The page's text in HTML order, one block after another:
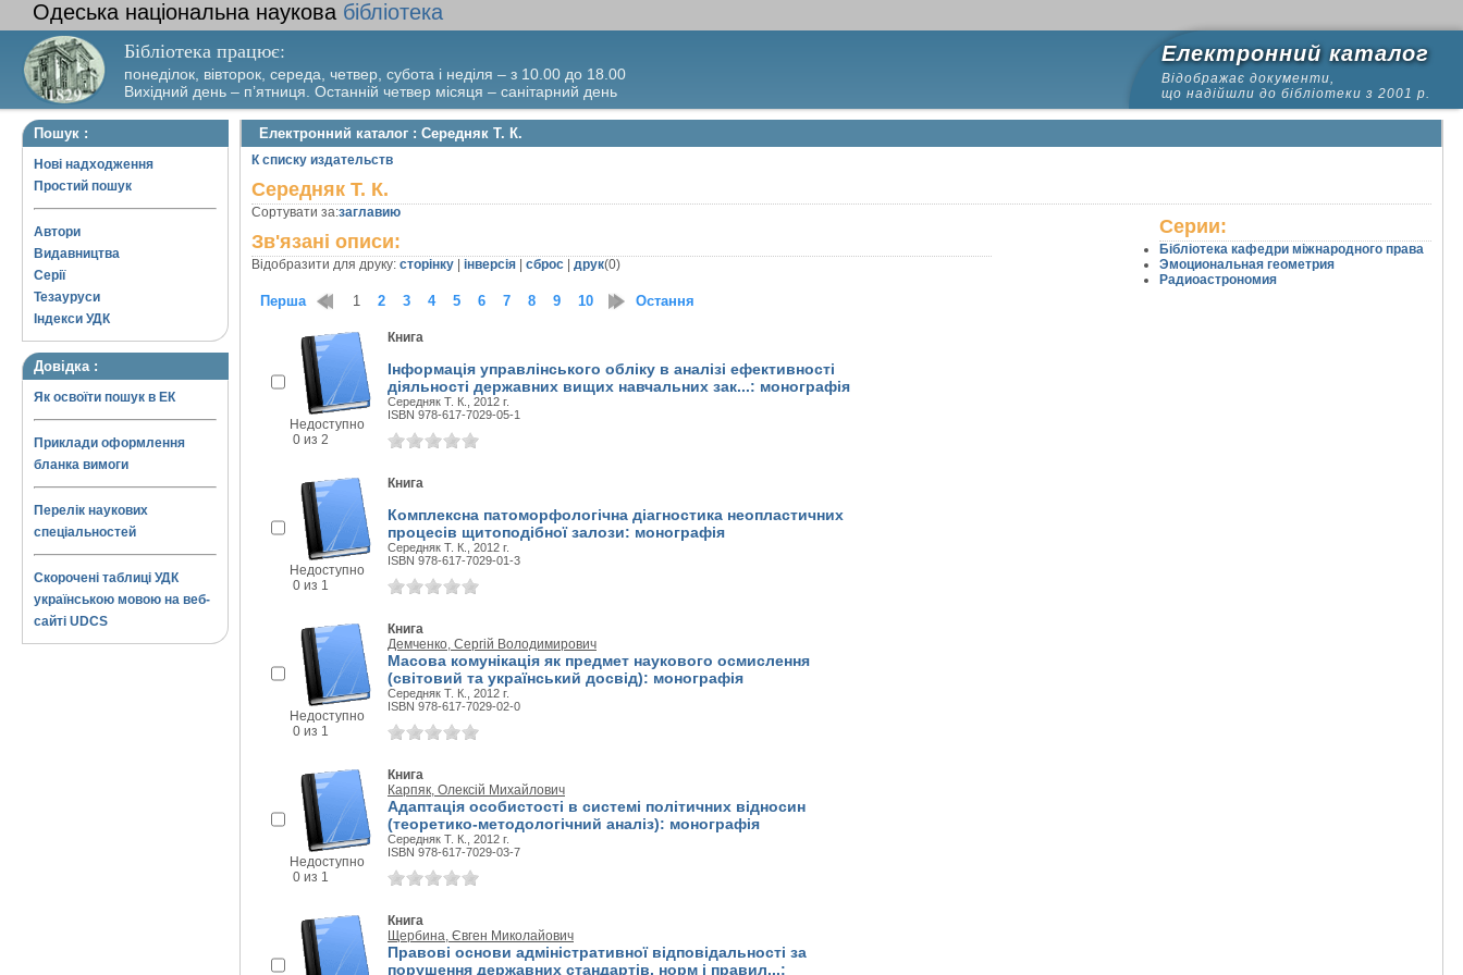
Одеська національна наукова бібліотека
Бібліотека працює:
понеділок, вівторок, середа, четвер, субота і неділя – з 10.00 до 18.00
Вихідний день – п’ятниця. Останній четвер місяця – санітарний день
Електронний каталог
Відображає документи,
що надійшли до бібліотеки з 2001 р.
Пошук :
Нові надходження
Простий пошук
Автори
Видавництва
Серії
Тезауруси
Індекси УДК
Довідка :
Як освоїти пошук в ЕК
Приклади оформлення
бланка вимоги
Перелік наукових
спеціальностей
Скорочені таблиці УДК
українською мовою на веб-
сайті UDCS
Електронний каталог : Середняк Т. К.
К списку издательств
Середняк Т. К.
Сортувати за:заглавию
Зв'язані описи:
Відобразити для друку: сторінку інверсія сброс друк(0)
Перша 1 2 3 4 5 6 7 8 9 10 11 12 13
Остання
Недоступно
0 из 2
Книга
Інформація управлінського обліку в аналізі ефективності
діяльності державних вищих навчальних зак...: монографія
Середняк Т. К., 2012 г.
ISBN 978-617-7029-05-1
Недоступно
0 из 1
Книга
Комплексна патоморфологічна діагностика неопластичних
процесів щитоподібної залози: монографія
Середняк Т. К., 2012 г.
ISBN 978-617-7029-01-3
Недоступно
0 из 1
Книга
Демченко, Сергій Володимирович
Масова комунікація як предмет наукового осмислення
(світовий та український досвід): монографія
Середняк Т. К., 2012 г.
ISBN 978-617-7029-02-0
Недоступно
0 из 1
Книга
Карпяк, Олексій Михайлович
Адаптація особистості в системі політичних відносин
(теоретико-методологічний аналіз): монографія
Середняк Т. К., 2012 г.
ISBN 978-617-7029-03-7
Книга
Щербина, Євген Миколайович
Правові основи адміністративної відповідальності за
порушення державних стандартів, норм і правил...:
Серии:
Бібліотека кафедри міжнародного права
Эмоциональная геометрия
Радиоастрономия